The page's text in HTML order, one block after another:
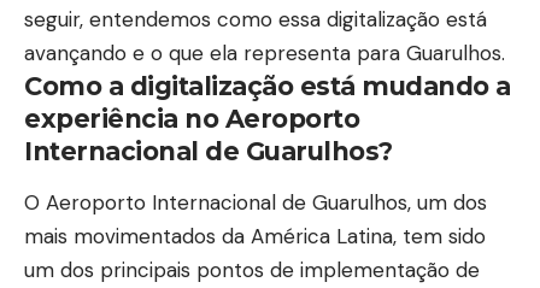
seguir, entendemos como essa digitalização está
avançando e o que ela representa para Guarulhos.
Como a digitalização está mudando a
experiência no Aeroporto
Internacional de Guarulhos?
O Aeroporto Internacional de Guarulhos, um dos
mais movimentados da América Latina, tem sido
um dos principais pontos de implementação de